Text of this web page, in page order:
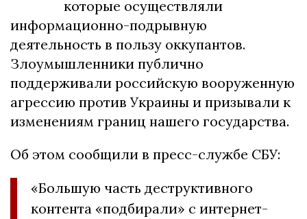
которые осуществляли
информационно-подрывную
деятельность в пользу оккупантов.
Злоумышленники публично
поддерживали российскую вооруженную
агрессию против Украины и призывали к
изменениям границ нашего государства.
Об этом сообщили в пресс-службе СБУ:
«Большую часть деструктивного
контента «подбирали» с интернет-